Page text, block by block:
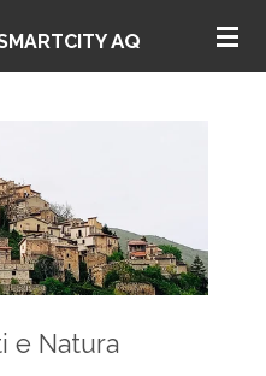
AQ
e Natura